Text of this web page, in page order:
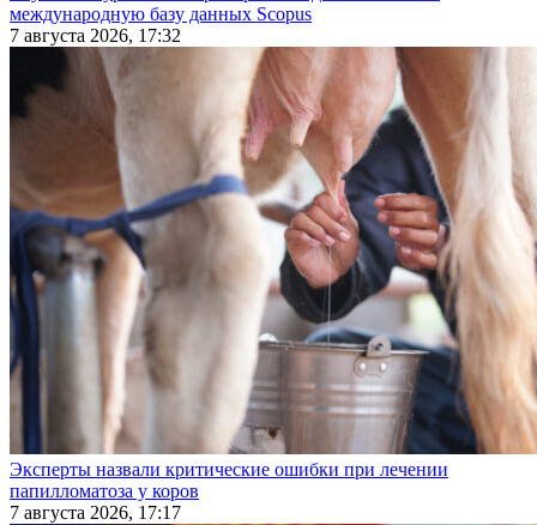
международную базу данных Scopus
7 августа 2026, 17:32
Эксперты назвали критические ошибки при лечении
папилломатоза у коров
7 августа 2026, 17:17